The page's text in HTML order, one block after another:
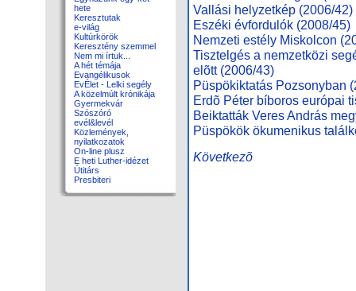
hete
Keresztutak
e-világ
Kultúrkörök
Keresztény szemmel
Nem mi írtuk...
A hét témája
Evangélikusok
EvÉlet - Lelki segély
A közelmúlt krónikája
Gyermekvár
Szószóró
evél&levél
Közlemények,
nyilatkozatok
On-line plusz
E heti Luther-idézet
Útitárs
Presbiteri
Vallási helyzetkép (2006/42)
Eszéki évfordulók (2008/45)
Nemzeti estély Miskolcon
Tisztelgés a nemzetközi
elõtt (2006/43)
Püspökiktatás Pozsonyban
Erdõ Péter bíboros európai
Beiktatták Veres András
Püspökök ökumenikus
Következõ